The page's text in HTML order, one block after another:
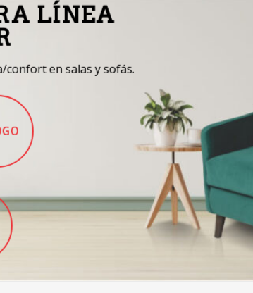
LÍNEA
confort en salas y sofás.